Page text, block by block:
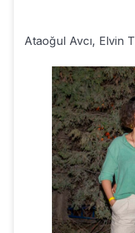
Ataoğul Avcı, Elvin